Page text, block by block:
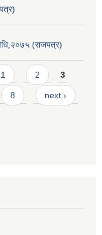
(राजपत्र)
1 2 3
8 next ›